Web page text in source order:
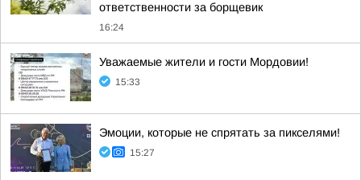
ответственности за борщевик
16:24
Уважаемые жители и гости Мордовии!
15:33
Эмоции, которые не спрятать за пикселями!
15:27